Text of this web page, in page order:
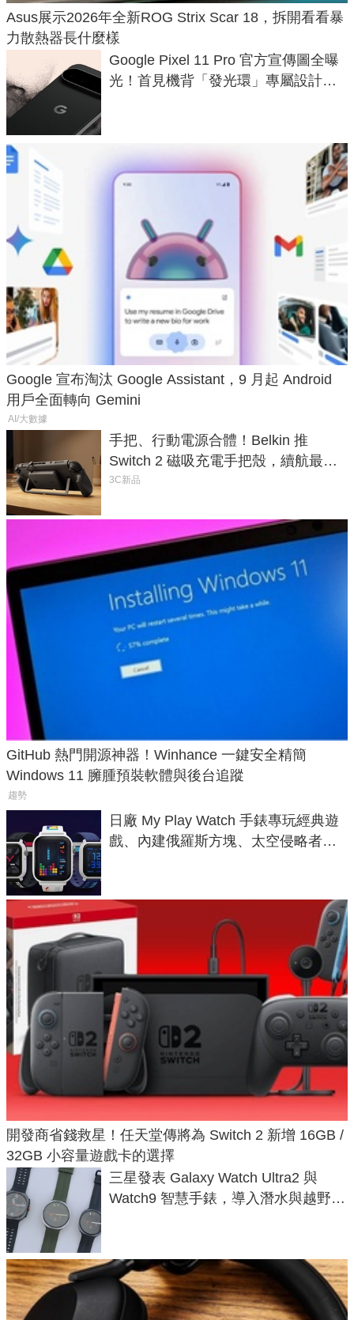
Asus展示2026年全新ROG Strix Scar 18，拆開看看暴
力散熱器長什麼樣
Google Pixel 11 Pro 官方宣傳圖全曝
光！首見機背「發光環」專屬設計、
Google 宣布淘汰 Google Assistant，9 月起 Android
用戶全面轉向 Gemini
AI/大數據
手把、行動電源合體！Belkin 推
Switch 2 磁吸充電手把殼，續航最高
延長 1.5 倍
3C新品
GitHub 熱門開源神器！Winhance 一鍵安全精簡
Windows 11 臃腫預裝軟體與後台追蹤
趨勢
日廠 My Play Watch 手錶專玩經典遊
戲、內建俄羅斯方塊、太空侵略者，
開發商省錢救星！任天堂傳將為 Switch 2 新增 16GB /
32GB 小容量遊戲卡的選擇
三星發表 Galaxy Watch Ultra2 與
Watch9 智慧手錶，導入潛水與越野跑